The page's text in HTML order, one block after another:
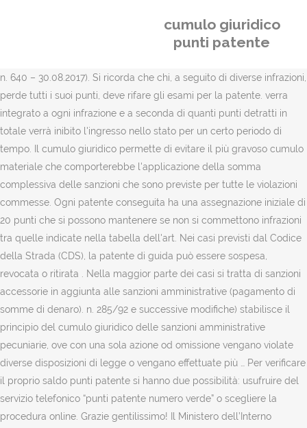
cumulo giuridico
punti patente
n. 640 – 30.08.2017). Si ricorda che chi, a seguito di diverse infrazioni,
perde tutti i suoi punti, deve rifare gli esami per la patente. verra
integrato a ogni infrazione e a seconda di quanti punti detratti in
totale verrà inibito l'ingresso nello stato per un certo periodo di
tempo. Il cumulo giuridico permette di evitare il più gravoso cumulo
materiale che comporterebbe l'applicazione della somma
complessiva delle sanzioni che sono previste per tutte le violazioni
commesse. Ogni patente conseguita ha una assegnazione iniziale di
20 punti che si possono mantenere se non si commettono infrazioni
tra quelle indicate nella tabella dell'art. Nei casi previsti dal Codice
della Strada (CDS), la patente di guida può essere sospesa,
revocata o ritirata . Nella maggior parte dei casi si tratta di sanzioni
accessorie in aggiunta alle sanzioni amministrative (pagamento di
somme di denaro). n. 285/92 e successive modifiche) stabilisce il
principio del cumulo giuridico delle sanzioni amministrative
pecuniarie, ove con una sola azione od omissione vengano violate
diverse disposizioni di legge o vengano effettuate più … Per verificare
il proprio saldo punti patente si hanno due possibilità: usufruire del
servizio telefonico “punti patente numero verde” o scegliere la
procedura online. Grazie gentilissimo! Il Ministero dell’Interno